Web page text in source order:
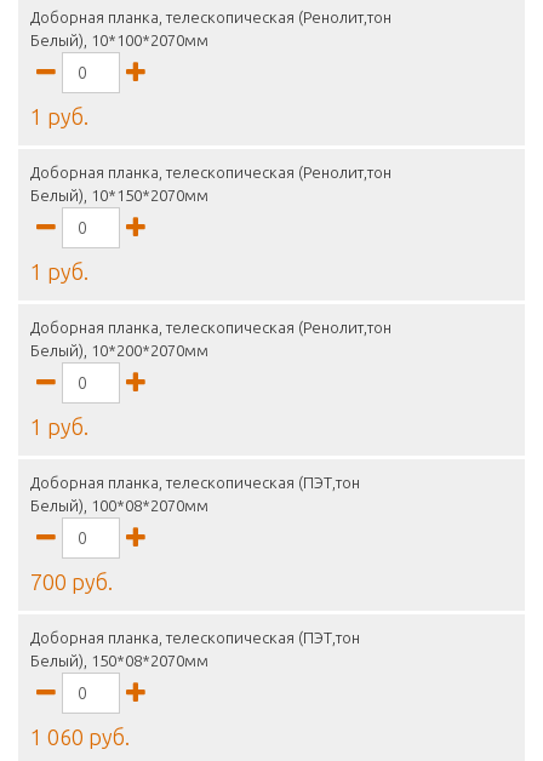
Доборная планка, телескопическая (Ренолит,тон
Белый), 10*100*2070мм
1 руб.
Доборная планка, телескопическая (Ренолит,тон
Белый), 10*150*2070мм
1 руб.
Доборная планка, телескопическая (Ренолит,тон
Белый), 10*200*2070мм
1 руб.
Доборная планка, телескопическая (ПЭТ,тон
Белый), 100*08*2070мм
700 руб.
Доборная планка, телескопическая (ПЭТ,тон
Белый), 150*08*2070мм
1 060 руб.